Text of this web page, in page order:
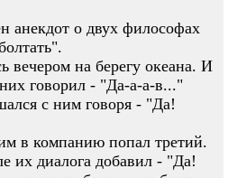
анекдот о двух философах
вечером на берегу океана. И
говорил - "Да-а-а-в..."
с ним говоря - "Да!
в компанию попал третий.
их диалога добавил - "Да!